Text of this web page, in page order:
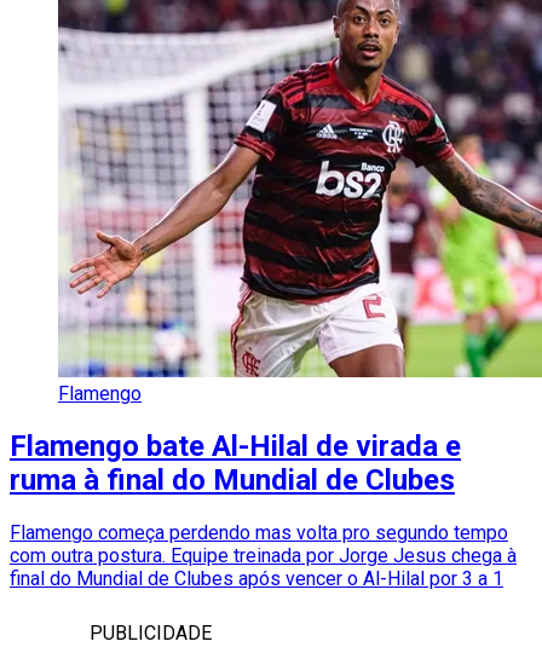
Flamengo
Flamengo bate Al-Hilal de virada e
ruma à final do Mundial de Clubes
Flamengo começa perdendo mas volta pro segundo tempo
com outra postura. Equipe treinada por Jorge Jesus chega à
final do Mundial de Clubes após vencer o Al-Hilal por 3 a 1
PUBLICIDADE